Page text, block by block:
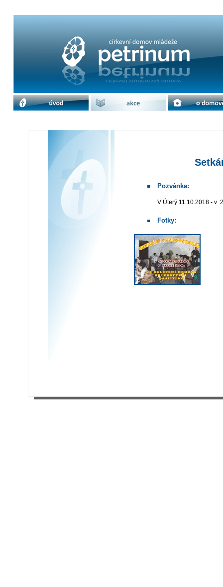
Setkání vysokoškoláků | cdm
Pozvánka:
V Úterý 11.10.2018 -
Fotky:
úvod akce o domově